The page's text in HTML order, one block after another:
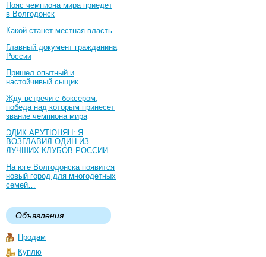
Пояс чемпиона мира приедет
в Волгодонск
Какой станет местная власть
Главный документ гражданина
России
Пришел опытный и
настойчивый сыщик
Жду встречи с боксером,
победа над которым принесет
звание чемпиона мира
ЭДИК АРУТЮНЯН: Я
ВОЗГЛАВИЛ ОДИН ИЗ
ЛУЧШИХ КЛУБОВ РОССИИ
На юге Волгодонска появится
новый город для многодетных
семей…
Объявления
Продам
Куплю